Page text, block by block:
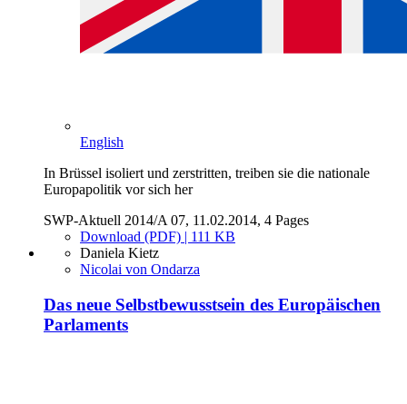
English
In Brüssel isoliert und zerstritten, treiben sie die nationale
Europapolitik vor sich her
SWP-Aktuell 2014/A 07, 11.02.2014, 4 Pages
Download (PDF) | 111 KB
Daniela Kietz
Nicolai von Ondarza
Das neue Selbstbewusstsein des Europäischen
Parlaments